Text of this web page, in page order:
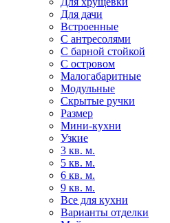
Для дачи
Встроенные
С антресолями
С барной стойкой
С островом
Малогабаритные
Модульные
Скрытые ручки
Размер
Мини-кухни
Узкие
3 кв. м.
5 кв. м.
6 кв. м.
9 кв. м.
Все для кухни
Варианты отделки